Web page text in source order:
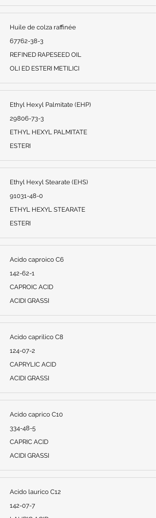
Huile de colza raffinée
67762-38-3
REFINED RAPESEED OIL
OLI ED ESTERI METILICI
Ethyl Hexyl Palmitate (EHP)
29806-73-3
ETHYL HEXYL PALMITATE
ESTERI
Ethyl Hexyl Stearate (EHS)
91031-48-0
ETHYL HEXYL STEARATE
ESTERI
Acido caproico C6
142-62-1
CAPROIC ACID
ACIDI GRASSI
Acido caprilico C8
124-07-2
CAPRYLIC ACID
ACIDI GRASSI
Acido caprico C10
334-48-5
CAPRIC ACID
ACIDI GRASSI
Acido laurico C12
142-07-7